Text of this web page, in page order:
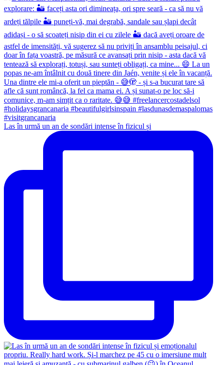
Las în urmă un an de sondări intense în fizicul și